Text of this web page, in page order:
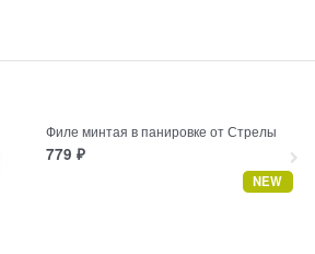
Филе минтая в панировке от Стрелы
779 ₽
NEW